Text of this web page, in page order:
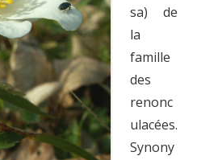
sa) de
la
famille
des
renonc
ulacées.
Synony